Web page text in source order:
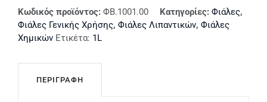
Κωδικός προϊόντος: ΦΒ.1001.00 Κατηγορίες: Φιάλες,
Φιάλες Γενικής Χρήσης, Φιάλες Λιπαντικών, Φιάλες
Χημικών Ετικέτα: 1L
ΠΕΡΙΓΡΑΦΉ